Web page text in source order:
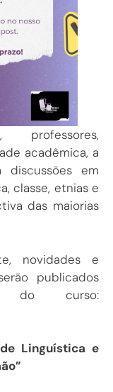
acadêmica, a
discussões em
classe, etnias e
das maiorias
novidades e
publicados
do curso:
Linguística e